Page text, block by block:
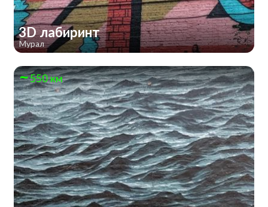
3D лабиринт
Мурал
550 км